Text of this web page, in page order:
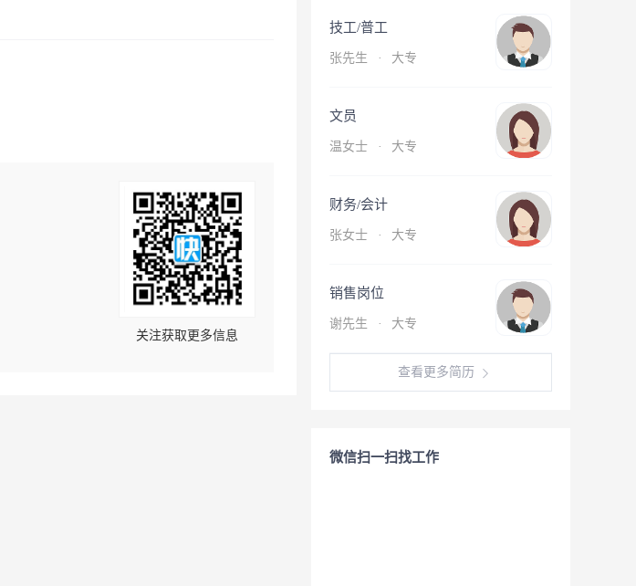
关注获取更多信息
技工/普工
张先生 · 大专
文员
温女士 · 大专
财务/会计
张女士 · 大专
销售岗位
谢先生 · 大专
查看更多简历
微信扫一扫找工作